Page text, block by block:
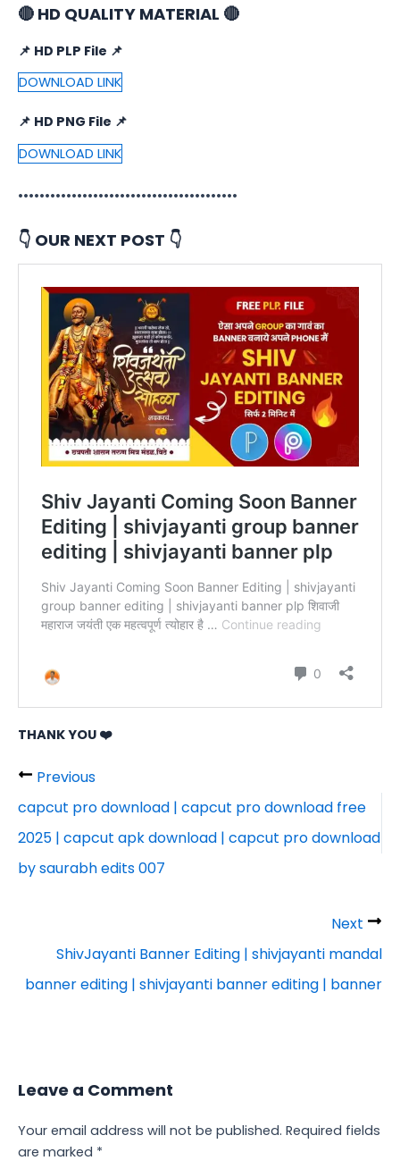
🔴 HD QUALITY MATERIAL 🔴
📌 HD PLP File 📌
DOWNLOAD LINK
📌 HD PNG File 📌
DOWNLOAD LINK
•••••••••••••••••••••••••••••••••••••••••
👇 OUR NEXT POST 👇
THANK YOU ❤️
Previous
capcut pro download | capcut pro download free
2025 | capcut apk download | capcut pro download
by saurabh edits 007
Next
ShivJayanti Banner Editing | shivjayanti mandal
banner editing | shivjayanti banner editing | banner
Leave a Comment
Your email address will not be published. Required fields
are marked *